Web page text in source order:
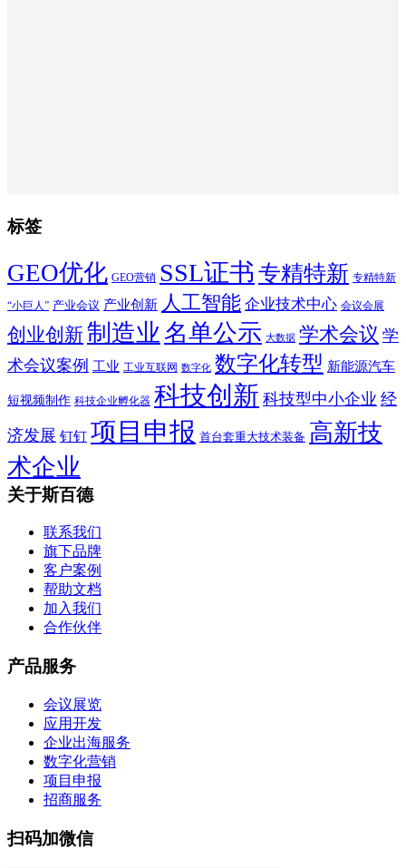
标签
GEO优化 GEO营销 SSL证书 专精特新 专精特新
“小巨人” 产业会议 产业创新 人工智能 企业技术中心 会议会展
创业创新制造业 名单公示 大数据 学术会议 学
术会议案例 工业 工业互联网 数字化 数字化转型 新能源汽车
短视频制作 科技企业孵化器 科技创新 科技型中小企业 经
济发展 钉钉 项目申报 首台套重大技术装备 高新技
术企业
关于斯百德
联系我们
旗下品牌
客户案例
帮助文档
加入我们
合作伙伴
产品服务
会议展览
应用开发
企业出海服务
数字化营销
项目申报
招商服务
扫码加微信